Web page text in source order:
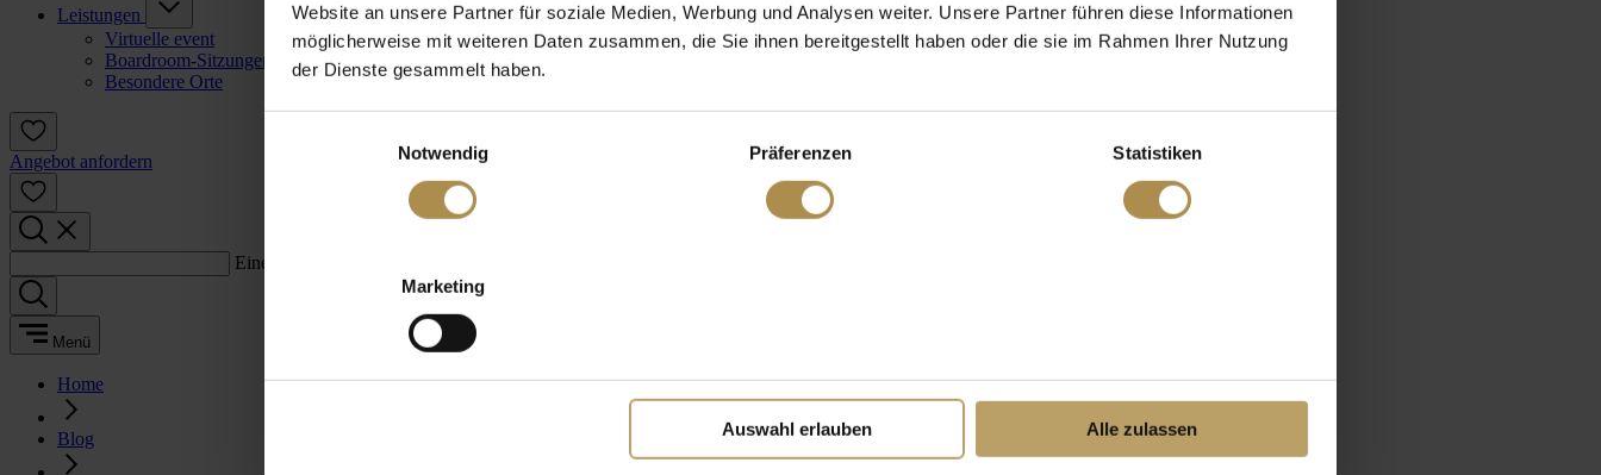
Website an unsere Partner für soziale Medien, Werbung und Analysen weiter. Unsere Partner führen diese Informationen
möglicherweise mit weiteren Daten zusammen, die Sie ihnen bereitgestellt haben oder die sie im Rahmen Ihrer Nutzung
der Dienste gesammelt haben.
Notwendig
Präferenzen Statistiken
Marketing
Auswahl erlauben Alle zulassen
Leistungen
Virtuelle event
Boardroom-Sitzungen
Besondere Orte
Angebot anfordern
Einen Suchbegriff eingeben:
Menü
Home
Blog